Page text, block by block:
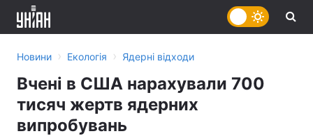
Новини › Екологія › Ядерні відходи
Вчені в США нарахували 700
тисяч жертв ядерних
випробувань